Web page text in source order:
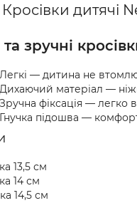
дитячі
та зручні
— дитина не
матеріал —
фіксація — легко
підошва —
13,5 см
14 см
14,5 см